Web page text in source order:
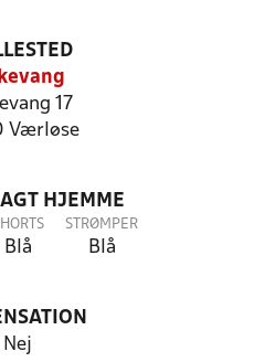
17
Værløse
HJEMME
Blå
STRØMPER
Blå
Nej